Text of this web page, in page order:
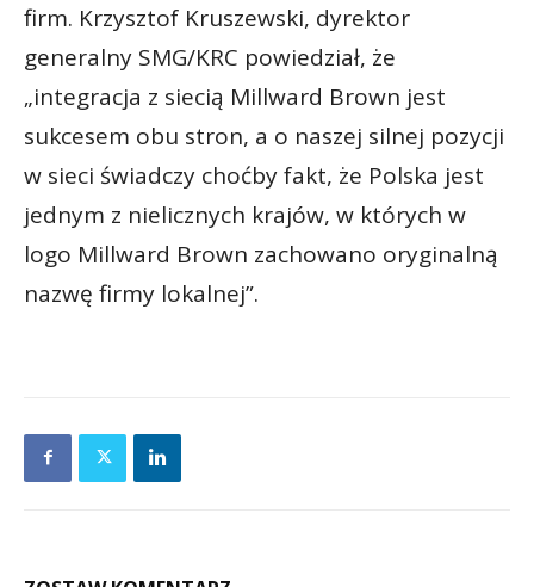
firm. Krzysztof Kruszewski, dyrektor
generalny SMG/KRC powiedział, że
„integracja z siecią Millward Brown jest
sukcesem obu stron, a o naszej silnej pozycji
w sieci świadczy choćby fakt, że Polska jest
jednym z nielicznych krajów, w których w
logo Millward Brown zachowano oryginalną
nazwę firmy lokalnej”.